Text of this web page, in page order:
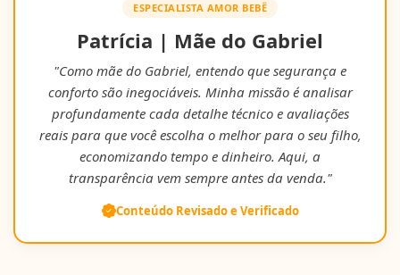
ESPECIALISTA AMOR BEBÊ
Patrícia | Mãe do Gabriel
"Como mãe do Gabriel, entendo que segurança e
conforto são inegociáveis. Minha missão é analisar
profundamente cada detalhe técnico e avaliações
reais para que você escolha o melhor para o seu filho,
economizando tempo e dinheiro. Aqui, a
transparência vem sempre antes da venda."
Conteúdo Revisado e Verificado